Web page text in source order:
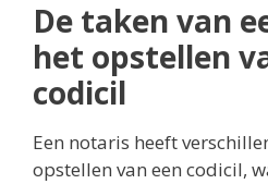
De taken van
het opstellen
codicil
Een notaris heeft
opstellen van een codicil,